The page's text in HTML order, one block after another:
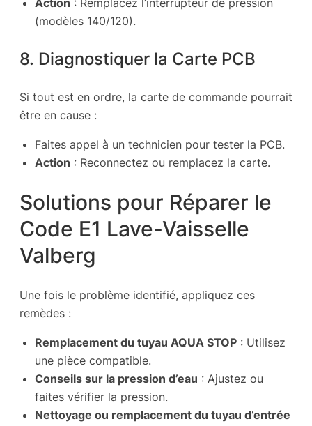
Action : Remplacez l’interrupteur de pression
(modèles 140/120).
8. Diagnostiquer la Carte PCB
Si tout est en ordre, la carte de commande pourrait
être en cause :
Faites appel à un technicien pour tester la PCB.
Action : Reconnectez ou remplacez la carte.
Solutions pour Réparer le
Code E1 Lave-Vaisselle
Valberg
Une fois le problème identifié, appliquez ces
remèdes :
Remplacement du tuyau AQUA STOP : Utilisez
une pièce compatible.
Conseils sur la pression d’eau : Ajustez ou
faites vérifier la pression.
Nettoyage ou remplacement du tuyau d’entrée